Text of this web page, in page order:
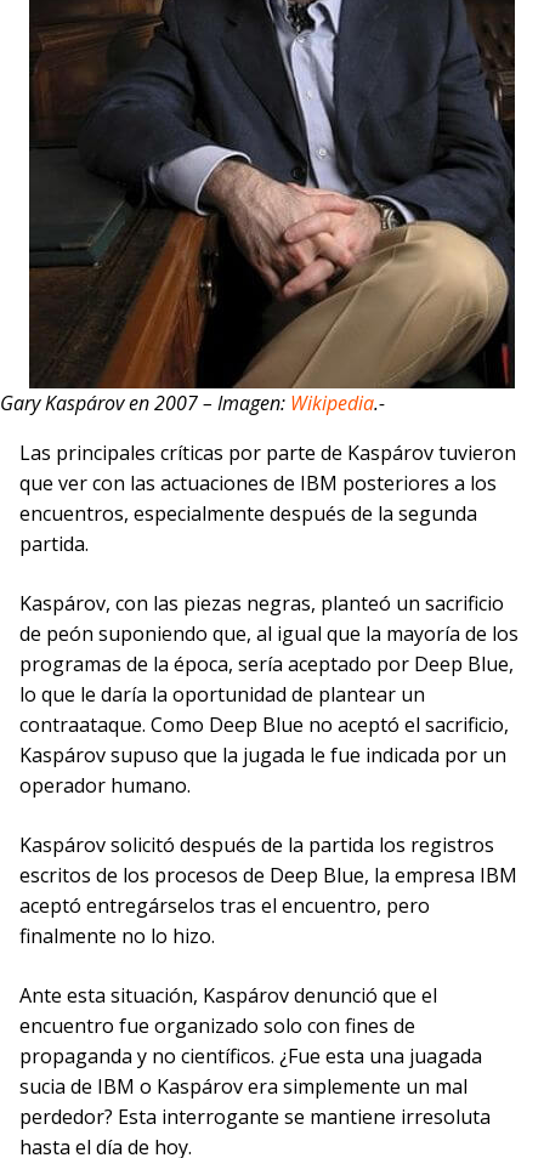
Gary Kaspárov en 2007 – Imagen: Wikipedia.-
Las principales críticas por parte de Kaspárov tuvieron
que ver con las actuaciones de IBM posteriores a los
encuentros, especialmente después de la segunda
partida.
Kaspárov, con las piezas negras, planteó un sacrificio
de peón suponiendo que, al igual que la mayoría de los
programas de la época, sería aceptado por Deep Blue,
lo que le daría la oportunidad de plantear un
contraataque. Como Deep Blue no aceptó el sacrificio,
Kaspárov supuso que la jugada le fue indicada por un
operador humano.
Kaspárov solicitó después de la partida los registros
escritos de los procesos de Deep Blue, la empresa IBM
aceptó entregárselos tras el encuentro, pero
finalmente no lo hizo.
Ante esta situación, Kaspárov denunció que el
encuentro fue organizado solo con fines de
propaganda y no científicos. ¿Fue esta una juagada
sucia de IBM o Kaspárov era simplemente un mal
perdedor? Esta interrogante se mantiene irresoluta
hasta el día de hoy.